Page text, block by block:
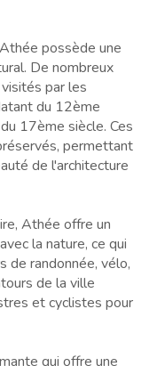
possède une
De nombreux
par les
du 12ème
17ème siècle. Ces
permettant
de l'architecture
Athée offre un
la nature, ce qui
de randonnée, vélo,
de la ville
et cyclistes pour
qui offre une